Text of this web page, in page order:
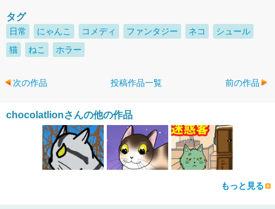
タグ
日常 にゃんこ コメディ ファンタジー ネコ
シュール
猫
ねこ ホラー
次の作品 投稿作品一覧 前の作品
chocolatlionさんの他の作品
もっと見る